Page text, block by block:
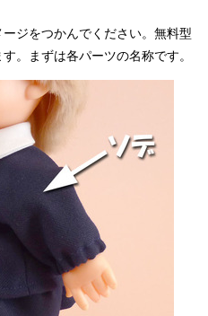
ジをつかんでください。無料型
。まずは各パーツの名称です。